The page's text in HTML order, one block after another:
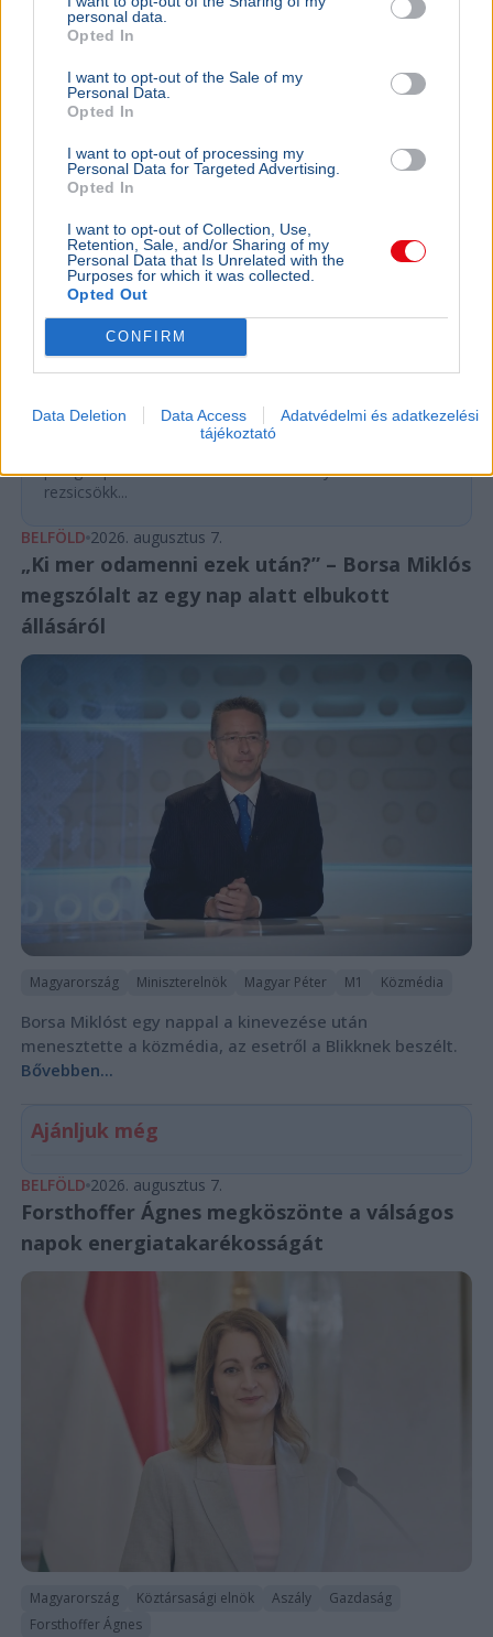
personal data.
Opted In
I want to opt-out of the Sale of my
Personal Data.
Opted In
I want to opt-out of processing my
Personal Data for Targeted Advertising.
Opted In
I want to opt-out of Collection, Use,
Retention, Sale, and/or Sharing of my
Personal Data that Is Unrelated with the
Purposes for which it was collected.
Opted Out
CONFIRM
Data Deletion Data Access
Adatvédelmi és adatkezelési
tájékoztató
BELFÖLD
Összeomlás szélén a víziközmű-rendszer:
A teljes éves bevételt a csövek
A magyar víziközmű-hálózat közel 80 százaléka
kritikus állapotban van, a csőtörések száma
pedig exponenciálisan nő. Kovács Károly szerint a
rezsicsökk...
Az Amundi
BELFÖLD 2026. augusztus 7.
„Ki mer odamenni ezek után?” – Borsa Miklós
megszólalt az egy nap alatt elbukott
állásáról
Magyarország Miniszterelnök Magyar Péter M1 Közmédia
Borsa Miklóst egy nappal a kinevezése után
menesztette a közmédia, az esetről a Blikknek beszélt.
Bővebben...
Ajánljuk még
BELFÖLD 2026. augusztus 7.
Forsthoffer Ágnes megköszönte a válságos
napok energiatakarékosságát
Magyarország Köztársasági elnök Aszály
Gazdaság
Forsthoffer Ágnes